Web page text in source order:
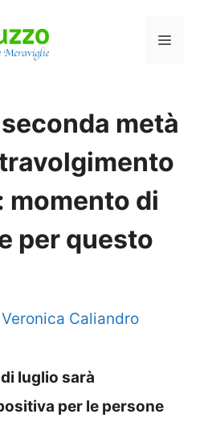
Menu
metà
momento di
per questo
Veronica Caliandro
luglio sarà
per le persone